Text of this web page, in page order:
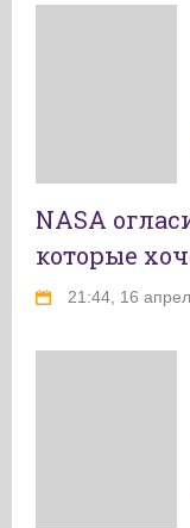
NASA
которые
21:44, 16